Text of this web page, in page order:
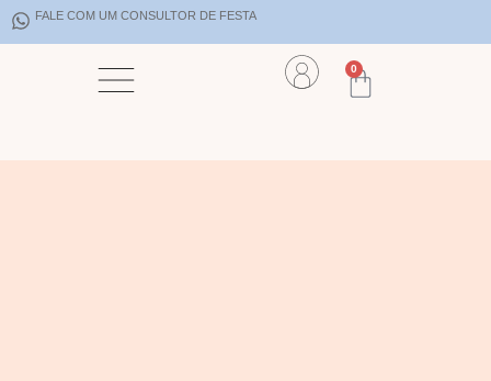
FALE COM UM CONSULTOR DE FESTA
0